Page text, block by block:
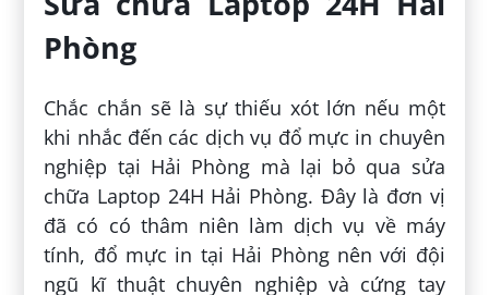
Phòng
Chắc chắn sẽ là sự thiếu xót lớn nếu một
khi nhắc đến các dịch vụ đổ mực in chuyên
nghiệp tại Hải Phòng mà lại bỏ qua sửa
chữa Laptop 24H Hải Phòng. Đây là đơn vị
đã có có thâm niên làm dịch vụ về máy
tính, đổ mực in tại Hải Phòng nên với đội
ngũ kĩ thuật chuyên nghiệp và cứng tay